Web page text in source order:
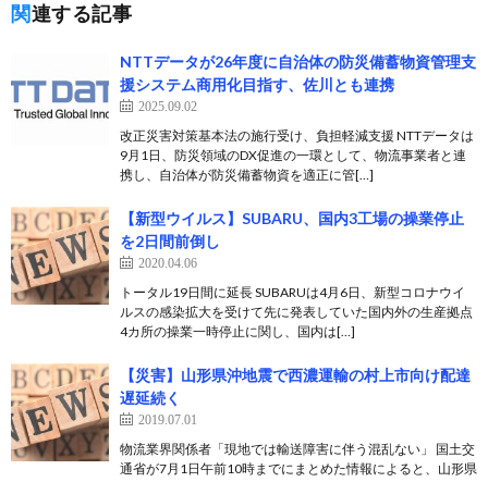
関連する記事
NTTデータが26年度に自治体の防災備蓄物資管理支
援システム商用化目指す、佐川とも連携
2025.09.02
改正災害対策基本法の施行受け、負担軽減支援 NTTデータは
9月1日、防災領域のDX促進の一環として、物流事業者と連
携し、自治体が防災備蓄物資を適正に管[…]
【新型ウイルス】SUBARU、国内3工場の操業停止
を2日間前倒し
2020.04.06
トータル19日間に延長 SUBARUは4月6日、新型コロナウイ
ルスの感染拡大を受けて先に発表していた国内外の生産拠点
4カ所の操業一時停止に関し、国内は[…]
【災害】山形県沖地震で西濃運輸の村上市向け配達
遅延続く
2019.07.01
物流業界関係者「現地では輸送障害に伴う混乱ない」 国土交
通省が7月1日午前10時までにまとめた情報によると、山形県